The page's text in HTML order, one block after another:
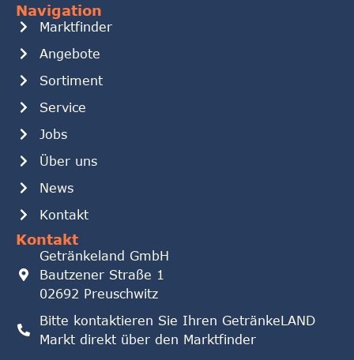
Navigation
Marktfinder
Angebote
Sortiment
Service
Jobs
Über uns
News
Kontakt
Kontakt
Getränkeland GmbH
Bautzener Straße 1
02692 Preuschwitz
Bitte kontaktieren Sie Ihren GetränkeLAND
Markt direkt über den Marktfinder